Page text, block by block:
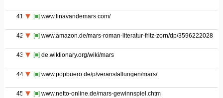
41 [■] www.linavandemars.com/
42 [■] www.amazon.de/mars-roman-literatur-fritz-zorn/dp/3596222028
43 [■] de.wiktionary.org/wiki/mars
44 [■] www.popbuero.de/p/veranstaltungen/mars/
45 [■] www.netto-online.de/mars-gewinnspiel.chtm